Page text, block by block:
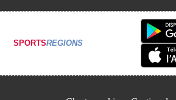
SPORTSREGIONS